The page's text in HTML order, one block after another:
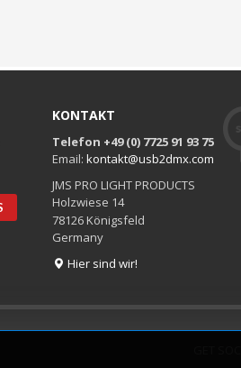
KONTAKT
Telefon +49 (0) 7725 91 93 75
Email: kontakt@usb2dmx.com
JMS PRO LIGHT PRODUCTS
Holzwiese 14
78126 Königsfeld
Germany
Hier sind wir!